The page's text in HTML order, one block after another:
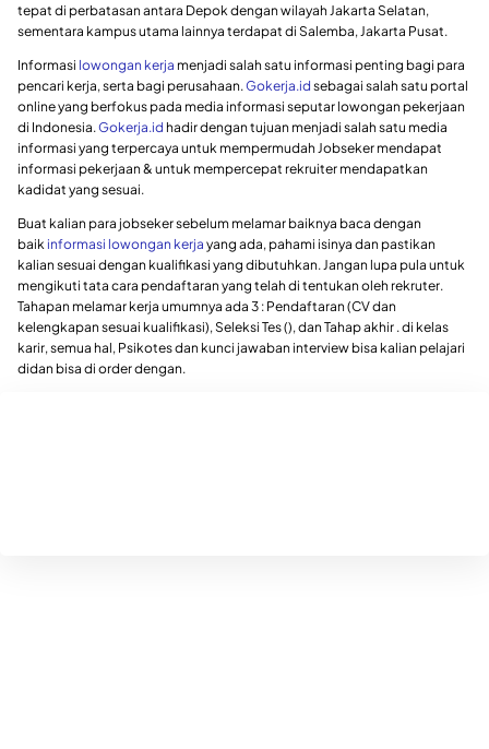
tepat di perbatasan antara Depok dengan wilayah Jakarta Selatan,
sementara kampus utama lainnya terdapat di Salemba, Jakarta Pusat.
Informasi lowongan kerja menjadi salah satu informasi penting bagi para
pencari kerja, serta bagi perusahaan.Gokerja.id sebagai salah satu portal
online yang berfokus pada media informasi seputar lowongan pekerjaan
di Indonesia.Gokerja.id hadir dengan tujuan menjadi salah satu media
informasi yang terpercaya untuk mempermudah Jobseker mendapat
informasi pekerjaan & untuk mempercepat rekruiter mendapatkan
kadidat yang sesuai.
Buat kalian para jobseker sebelum melamar baiknya baca dengan
baik informasi lowongan kerja yang ada, pahami isinya dan pastikan
kalian sesuai dengan kualifikasi yang dibutuhkan. Jangan lupa pula untuk
mengikuti tata cara pendaftaran yang telah di tentukan oleh rekruter.
Tahapan melamar kerja umumnya ada 3 : Pendaftaran (CV dan
kelengkapan sesuai kualifikasi), Seleksi Tes (), dan Tahap akhir . di kelas
karir, semua hal, Psikotes dan kunci jawaban interview bisa kalian pelajari
didan bisa di order dengan.